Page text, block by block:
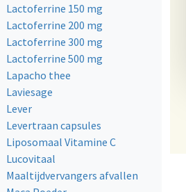
Lactoferrine 150 mg
Lactoferrine 200 mg
Lactoferrine 300 mg
Lactoferrine 500 mg
Lapacho thee
Laviesage
Lever
Levertraan capsules
Liposomaal Vitamine C
Lucovitaal
Maaltijdvervangers afvallen